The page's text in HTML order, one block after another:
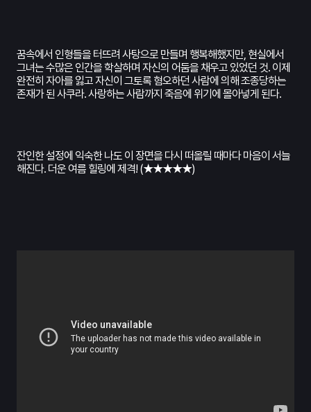
꿈속에서 인형들을 터뜨려 사탕으로 만들며 행복해했지만, 현실에서
그녀는 수많은 인간을 학살하며 자신의 어둠을 채우고 있었던 것. 이제
완전히 자아를 잃고 자신이 그토록 혐오하던 사람에 의해 조종당하는
존재가 된 사쿠라. 사랑하는 사람까지 죽음에 위기에 몰아넣게 된다.
잔인한 설정에 익숙한 나도 이 장면을 다시 떠올릴 때마다 마음이 서늘
해진다. 더운 여름 힐링에 제격! (★★★★★)